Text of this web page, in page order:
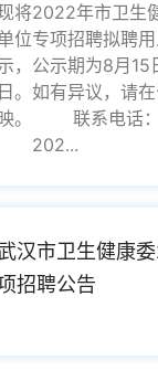
将2022年市卫生
位专项招聘拟聘
，公示期为8月15
日。如有异议，请
。 联系电话
202...
汉市卫生健康
招聘公告